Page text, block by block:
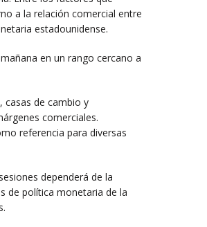
a la relación comercial entre
estadounidense.
en un rango cercano a
casas de cambio y
comerciales.
referencia para diversas
dependerá de la
de política monetaria de la